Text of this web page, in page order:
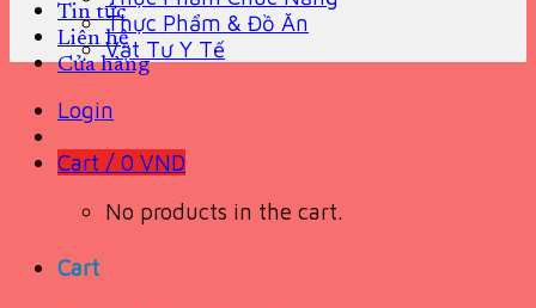
Tin tức
Liên hệ
Cửa hàng
Login
Cart / 0 VND
No products in the cart.
Cart
Thực Phẩm & Đồ Ăn
Vật Tư Y Tế